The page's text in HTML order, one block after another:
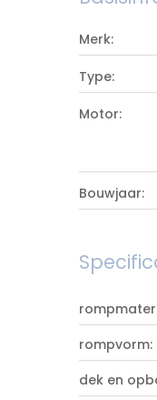
Merk:
Type:
Motor:
Bouwjaar:
rompvorm:
dek en